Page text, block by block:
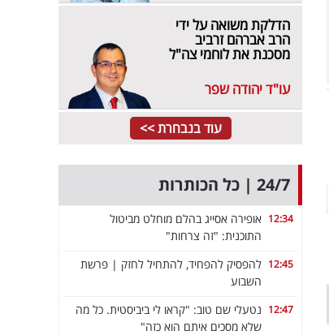
הדלקת משואה על ידי
הרב אברהם זרביב
מסכנת את לוחמי צה"ל
עו"ד יהודה שפר
עוד בנבחרת >>
24/7 | כל הכותרות
12:34 אופירה אסייג בהלם מוחלט מביטול
התוכנית: "זה צרחות"
12:45 להפסיק להפחיד, להתחיל לחזק | פרשת
השבוע
12:47 נטעלי שם טוב: "קראו לי ביביסטית. כל מה
שלא מסכים איתם הוא כזה"